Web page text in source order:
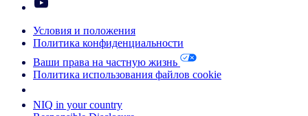
Условия и положения
Политика конфиденциальности
Ваши права на частную жизнь
Политика использования файлов cookie
NIQ in your country